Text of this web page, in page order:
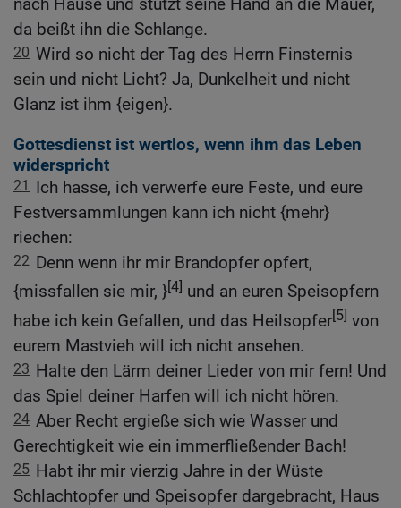
nach Hause und stützt seine Hand an die Mauer,
da beißt ihn die Schlange.
20 Wird so nicht der Tag des Herrn Finsternis
sein und nicht Licht? Ja, Dunkelheit und nicht
Glanz ist ihm {eigen}.
Gottesdienst ist wertlos, wenn ihm das Leben
widerspricht
21
Ich hasse, ich verwerfe eure Feste, und eure
Festversammlungen kann ich nicht {mehr}
riechen:
22 Denn wenn ihr mir Brandopfer opfert,
{missfallen sie mir, }[4] und an euren Speisopfern
habe ich kein Gefallen, und das Heilsopfer[5] von
eurem Mastvieh will ich nicht ansehen.
23 Halte den Lärm deiner Lieder von mir fern! Und
das Spiel deiner Harfen will ich nicht hören.
24 Aber Recht ergieße sich wie Wasser und
Gerechtigkeit wie ein immerfließender Bach!
25 Habt ihr mir vierzig Jahre in der Wüste
Schlachtopfer und Speisopfer dargebracht, Haus